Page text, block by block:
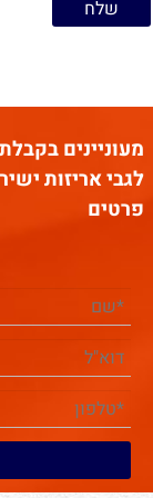
מעוניינים
לגבי אריזות
פרטים